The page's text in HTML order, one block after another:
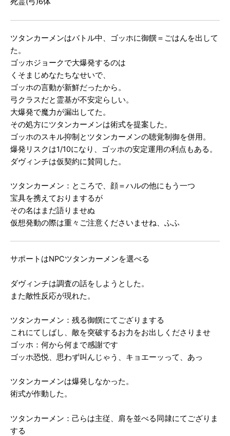
ツタンカーメンはバトル中、ゴッホに御饌＝ごはんを出して
た。
ゴッホジョークで大爆発するのは
くそまじめなたちなせいで、
ゴッホの言動が新鮮だったから。
弓クラスだと霊基が不安定らしい。
大爆発で魔力が漏出してた。
その処方にツタンカーメンは術式を提案した。
ゴッホのスキル抑制とツタンカーメンの聴覚制御を併用。
爆発リスクは1/10になり、ゴッホの安定運用の利点もある。
ダヴィンチは仮契約に賛同した。
ツタンカーメン：ところで、顔＝ハルの他にもう一つ
宝具を携えておりまするが
その名はまだ語りませぬ
仮想発動の際は重々ご注意くださいませね、ふふ
サポートはNPCツタンカーメンを選べる
ダヴィンチは調査の話をしようとした。
また敵性反応が現れた。
ツタンカーメン：残る御饌にてござりまする
これにてしばし、敵を突破するお力をお出しくださりませ
ゴッホ：何から何まで感謝です
ゴッホ恐悦、思わず叫んじゃう、キョエーッって、あっ
ツタンカーメンは爆発しなかった。
術式が作動した。
ツタンカーメン：己らは主従、肩を並べる同隷にてござりま
する